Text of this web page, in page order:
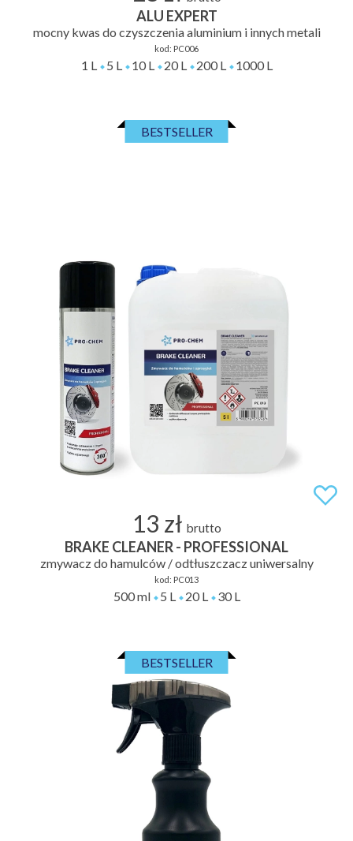
ALU EXPERT
mocny kwas do czyszczenia aluminium i innych metali
kod: PC006
1 L 5 L 10 L 20 L 200 L 1000 L
BESTSELLER
13 zł brutto
BRAKE CLEANER - PROFESSIONAL
zmywacz do hamulców / odtłuszczacz uniwersalny
kod: PC013
500 ml 5 L 20 L 30 L
BESTSELLER